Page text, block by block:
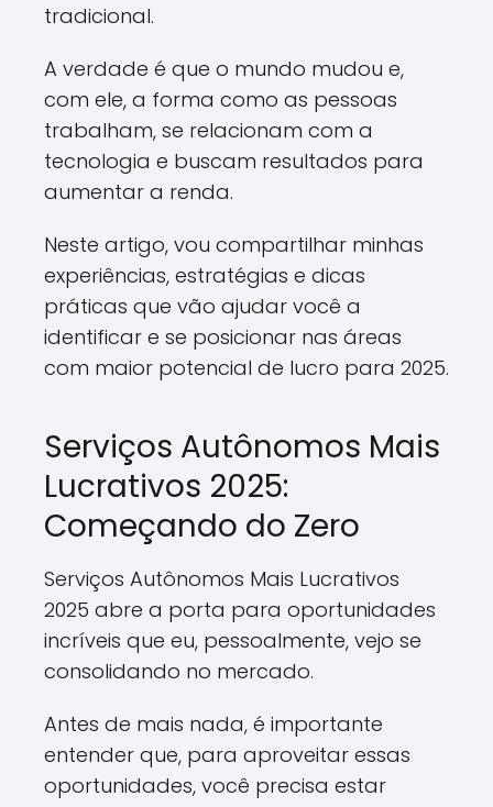
tradicional.
A verdade é que o mundo mudou e,
com ele, a forma como as pessoas
trabalham, se relacionam com a
tecnologia e buscam resultados para
aumentar a renda.
Neste artigo, vou compartilhar minhas
experiências, estratégias e dicas
práticas que vão ajudar você a
identificar e se posicionar nas áreas
com maior potencial de lucro para 2025.
Serviços Autônomos Mais
Lucrativos 2025:
Começando do Zero
Serviços Autônomos Mais Lucrativos
2025 abre a porta para oportunidades
incríveis que eu, pessoalmente, vejo se
consolidando no mercado.
Antes de mais nada, é importante
entender que, para aproveitar essas
oportunidades, você precisa estar